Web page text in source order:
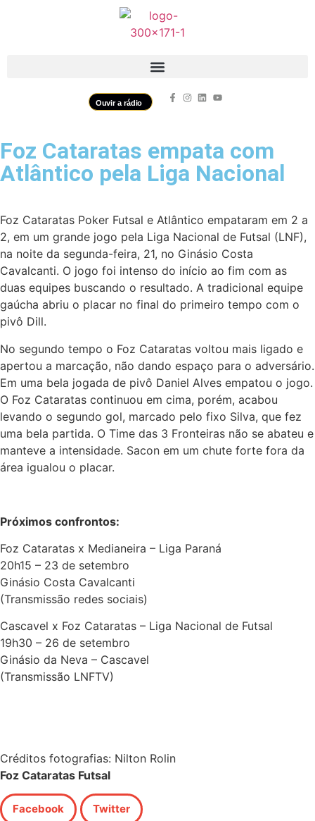
Ouvir a rádio
Foz Cataratas empata com
Atlântico pela Liga Nacional
Foz Cataratas Poker Futsal e Atlântico empataram em 2 a
2, em um grande jogo pela Liga Nacional de Futsal (LNF),
na noite da segunda-feira, 21, no Ginásio Costa
Cavalcanti. O jogo foi intenso do início ao fim com as
duas equipes buscando o resultado. A tradicional equipe
gaúcha abriu o placar no final do primeiro tempo com o
pivô Dill.
No segundo tempo o Foz Cataratas voltou mais ligado e
apertou a marcação, não dando espaço para o adversário.
Em uma bela jogada de pivô Daniel Alves empatou o jogo.
O Foz Cataratas continuou em cima, porém, acabou
levando o segundo gol, marcado pelo fixo Silva, que fez
uma bela partida. O Time das 3 Fronteiras não se abateu e
manteve a intensidade. Sacon em um chute forte fora da
área igualou o placar.
Próximos confrontos:
Foz Cataratas x Medianeira – Liga Paraná
20h15 – 23 de setembro
Ginásio Costa Cavalcanti
(Transmissão redes sociais)
Cascavel x Foz Cataratas – Liga Nacional de Futsal
19h30 – 26 de setembro
Ginásio da Neva – Cascavel
(Transmissão LNFTV)
Créditos fotografias: Nilton Rolin
Foz Cataratas Futsal
Facebook Twitter